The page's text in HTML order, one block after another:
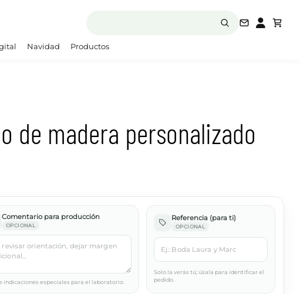
Navidad Productos
de madera personalizado
Comentario para producción
OPCIONAL
indicaciones especiales para el laboratorio.
Referencia (para ti)
OPCIONAL
Solo la verás tú; úsala para identificar el
pedido.